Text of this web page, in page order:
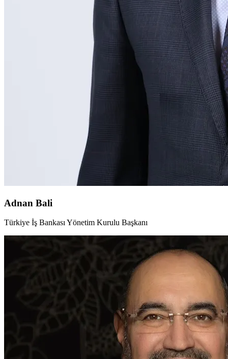
Adnan Bali
Türkiye İş Bankası Yönetim Kurulu Başkanı